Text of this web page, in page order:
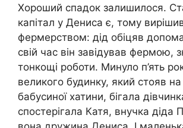
Хороший спадок залишилося.
капітал у Дениса є, тому
фермерством: дід обіцяв
свій час він завідував фермою,
тонкощі роботи. Минуло п’ять
великого будинку, який стояв на
бабусиної хатини, бігала
спостерігала Катя, внучка діда